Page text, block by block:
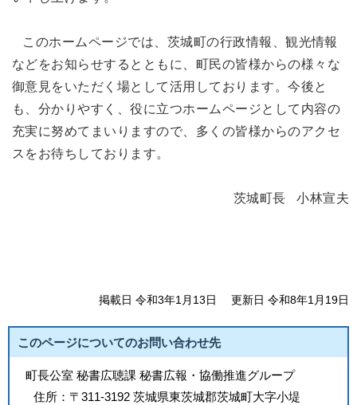
このホームページでは、茨城町の行政情報、観光情報
などをお知らせするとともに、町民の皆様からの様々な
御意見をいただく場として活用しております。今後と
も、分かりやすく、役に立つホームページとして内容の
充実に努めてまいりますので、多くの皆様からのアクセ
スをお待ちしております。
茨城町長 小林宣夫
掲載日 令和3年1月13日 更新日 令和8年1月19日
このページについてのお問い合わせ先
町長公室 秘書広聴課 秘書広報・協働推進グループ
住所： 〒311-3192 茨城県東茨城郡茨城町大字小堤